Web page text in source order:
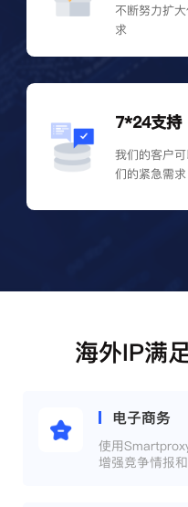
不断努力扩
求
7*24支持
我们的客户
们的紧急需求
海外IP满
电子商务
使用
增强竞争情报